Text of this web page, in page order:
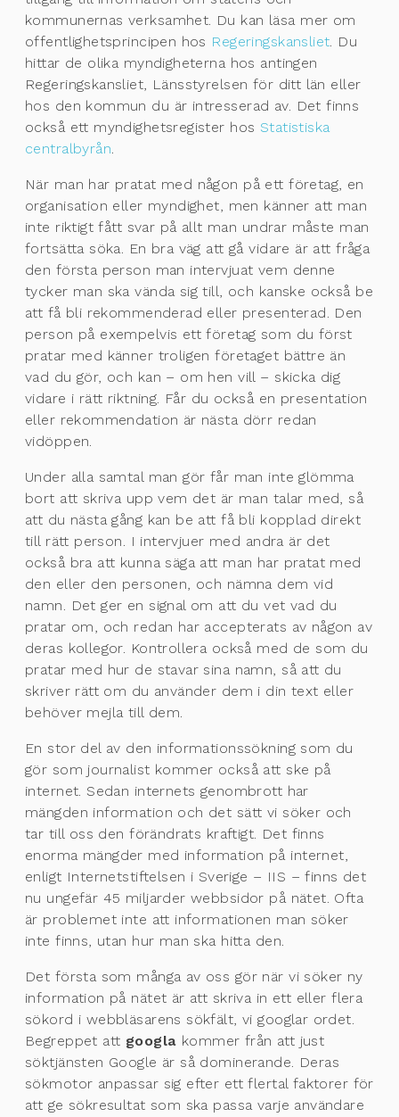
kommunernas verksamhet. Du kan läsa mer om
offentlighetsprincipen hos Regeringskansliet . Du
hittar de olika myndigheterna hos antingen
Regeringskansliet, Länsstyrelsen för ditt län eller
hos den kommun du är intresserad av. Det finns
också ett myndighetsregister hos Statistiska
centralbyrån
När man har pratat med någon på ett företag, en
organisation eller myndighet, men känner att man
inte riktigt fått svar på allt man undrar måste man
fortsätta söka. En bra väg att gå vidare är att fråga
den första person man intervjuat vem denne
tycker man ska vända sig till, och kanske också be
att få bli rekommenderad eller presenterad. Den
person på exempelvis ett företag som du först
pratar med känner troligen företaget bättre än
vad du gör, och kan – om hen vill – skicka dig
vidare i rätt riktning. Får du också en presentation
eller rekommendation är nästa dörr redan
vidöppen.
Under alla samtal man gör får man inte glömma
bort att skriva upp vem det är man talar med, så
att du nästa gång kan be att få bli kopplad direkt
till rätt person. I intervjuer med andra är det
också bra att kunna säga att man har pratat med
den eller den personen, och nämna dem vid
namn. Det ger en signal om att du vet vad du
pratar om, och redan har accepterats av någon av
deras kollegor. Kontrollera också med de som du
pratar med hur de stavar sina namn, så att du
skriver rätt om du använder dem i din text eller
behöver mejla till dem.
En stor del av den informationssökning som du
gör som journalist kommer också att ske på
internet. Sedan internets genombrott har
mängden information och det sätt vi söker och
tar till oss den förändrats kraftigt. Det finns
enorma mängder med information på internet,
enligt Internetstiftelsen i Sverige – IIS – finns det
nu ungefär 45 miljarder webbsidor på nätet. Ofta
är problemet inte att informationen man söker
inte finns, utan hur man ska hitta den.
Det första som många av oss gör när vi söker ny
information på nätet är att skriva in ett eller flera
sökord i webbläsarens sökfält, vi googlar ordet.
Begreppet att googla kommer från att just
söktjänsten Google är så dominerande. Deras
sökmotor anpassar sig efter ett flertal faktorer för
att ge sökresultat som ska passa varje användare